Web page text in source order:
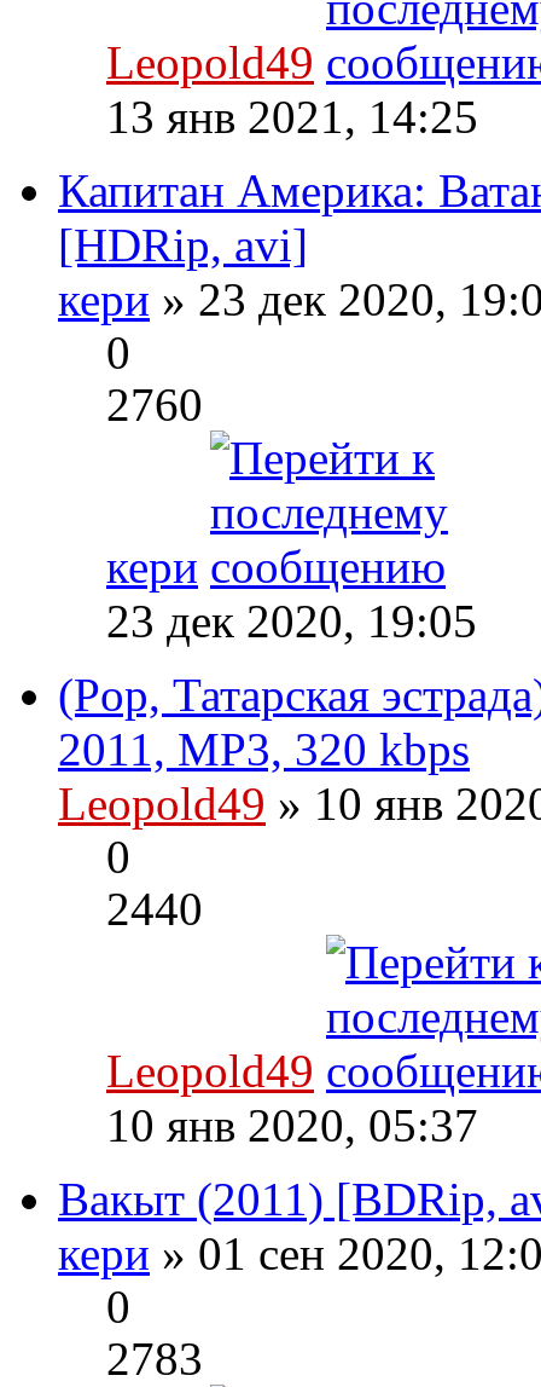
Leopold49
13 янв 2021, 14:25
Капитан Америка:
[HDRip, avi]
кери » 23 дек 2020,
0
2760
кери
23 дек 2020, 19:05
(Pop, Татарская
2011, MP3, 320 kbps
Leopold49 » 10 янв
0
2440
Leopold49
10 янв 2020, 05:37
Вакыт (2011) [BDRip,
кери » 01 сен 2020,
0
2783